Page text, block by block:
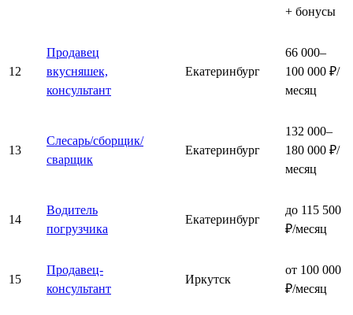
+ бонусы
12
Продавец
вкусняшек,
консультант
Екатеринбург
66 000–
100 000 ₽/
месяц
13
Слесарь/сборщик/
сварщик
Екатеринбург
132 000–
180 000 ₽/
месяц
14
Водитель
погрузчика
Екатеринбург
до 115 500
₽/месяц
15
Продавец-
консультант
Иркутск
от 100 000
₽/месяц